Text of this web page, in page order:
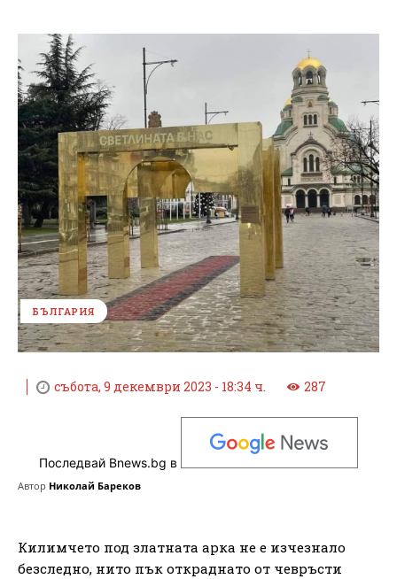
БЪЛГАРИЯ
събота, 9 декември 2023 - 18:34 ч. 287
Последвай Bnews.bg в
Автор Николай Бареков
Килимчето под златната арка не е изчезнало
безследно, нито пък откраднато от чевръсти